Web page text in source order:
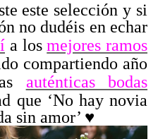
este selección y si
no dudéis en echar
a losmejores ramos
compartiendo año
auténticas bodas
que ‘No hay novia
sin amor’ ♥